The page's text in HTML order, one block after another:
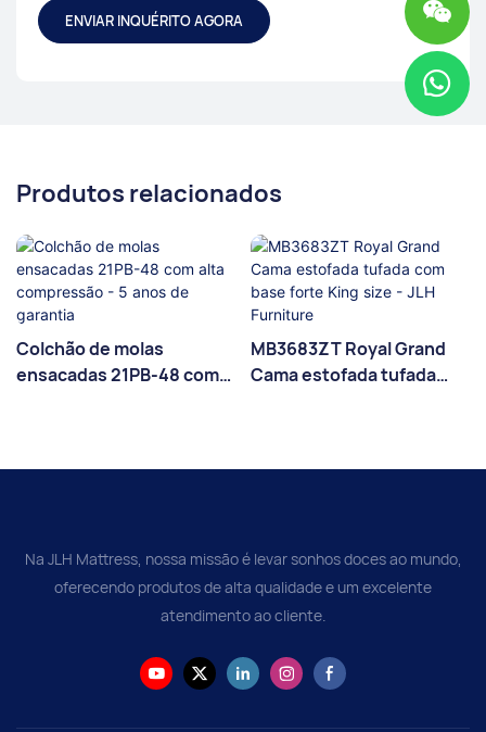
ENVIAR INQUÉRITO AGORA
Produtos relacionados
Colchão de molas
ensacadas 21PB-48 com
MB3683ZT Royal Grand
Cama estofada tufada
Na JLH Mattress, nossa missão é levar sonhos doces ao mundo,
oferecendo produtos de alta qualidade e um excelente
atendimento ao cliente.